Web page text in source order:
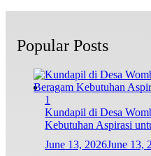
Popular Posts
1
Kundapil di Desa
Kebutuhan Aspirasi
June 13, 2026June 13,